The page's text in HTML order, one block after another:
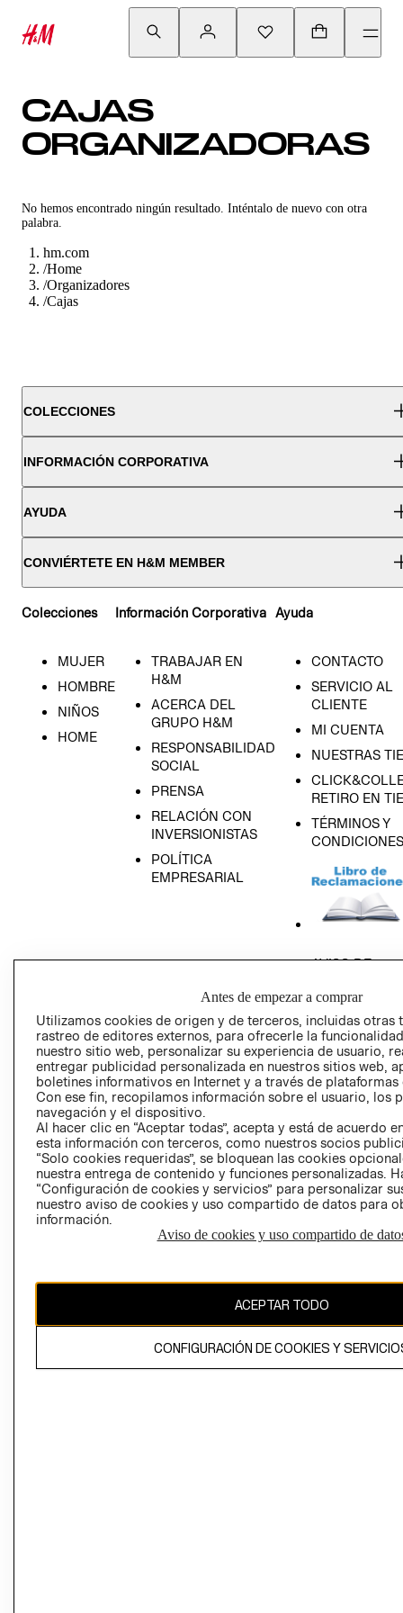
CAJAS
ORGANIZADORAS
No hemos encontrado ningún resultado. Inténtalo de nuevo con otra
palabra.
hm.com
/Home
/Organizadores
/Cajas
COLECCIONES
INFORMACIÓN CORPORATIVA
AYUDA
CONVIÉRTETE EN H&M MEMBER
Colecciones
MUJER
HOMBRE
NIÑOS
HOME
Información Corporativa
TRABAJAR EN
H&M
ACERCA DEL
GRUPO H&M
RESPONSABILIDAD
SOCIAL
PRENSA
RELACIÓN CON
INVERSIONISTAS
POLÍTICA
EMPRESARIAL
Ayuda
CONTACTO
SERVICIO AL
CLIENTE
MI CUENTA
NUESTRAS
RETIRO EN
TÉRMINOS Y
CONDICIONES
AVISO DE
GIFT CARD
AVISO DE
Perú (S/)
CAMBIAR REGIÓN
propiedad de H&M Hennes & Mauritz AB
Antes de empezar a comprar
Utilizamos cookies de origen y de terceros, incluidas otras
rastreo de editores externos, para ofrecerle la
nuestro sitio web, personalizar su experiencia de usuario,
entregar publicidad personalizada en nuestros sitios web,
boletines informativos en Internet y a través de plataformas
Con ese fin, recopilamos información sobre el usuario, los
navegación y el dispositivo.
Al hacer clic en “Aceptar todas”, acepta y está de acuerdo
esta información con terceros, como nuestros socios
“Solo cookies requeridas”, se bloquean las cookies
nuestra entrega de contenido y funciones personalizadas.
“Configuración de cookies y servicios” para personalizar
nuestro aviso de cookies y uso compartido de datos para
información.
Aviso de cookies y uso compartido de
ACEPTAR TODO
CONFIGURACIÓN DE COOKIES Y